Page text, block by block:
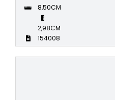
8,50CM
2,98CM
154008